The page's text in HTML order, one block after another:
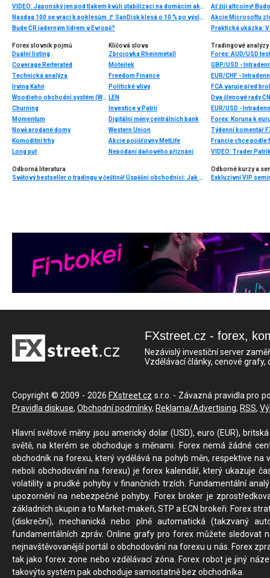
VIDEO: Japonský jen pod tlakem kvůli stabilizaci na domácím akciovém trhu
Nasdaq 100 se vrací k poklesům 🚩 SanDisk klesá o 10 % po výsledcích
Bude ČR jaderným lídrem v Evropě?
Ať žijí altcoiny!
Praktická ukázka:
Forex slovník pojmů
Duální listing
Coverage Reiterated
Technická analýza
Irving Kahn
Woodieho obchodní systém (WoodiesCCI)
Churning
Momentum
Nově prodané domy
Komoditní trhy
Long put
Klíčová slova
Zbrojovka Rheinmetall
Motejlek
Freedom Finance
Politické vlivy
LEN
Investice v Patrii
Digitální měny centrálních bank
Western Union
Akcie pojišťovny MetLife
Nepodání daňového přiznání
Tradingové analýzy
Forex: AUD/USD
GBP/USD -
EUR/CHF -
FCA varuje před
Dva členové rady
EUR/USD -
Týdenní komentář
Odborná literatura
Světový bestseller o tradingu v češtině! Úspěšní obchodníci: Jak běžní lidé porážejí Wall Street v jeho vlastní hře
Odborné kurzy a
Exkluzivní VIP
FXstreet.cz - forex,
Nezávislý investiční server
Vzdělávací články, cenové
Copyright © 2009 - 2026 FXstreet.cz s.r.o. - Závazná pravidla pro
Pravidla diskuse, Obchodní podmínky, Reklama/Advertising, RSS,
Hlavní světové měny jsou americký dolar (USD), euro (EUR),
světě, na kterém se obchoduje s měnami. Forex nemá žádné
obchodník na forexu, který vydělává na pohyb měn, respektive
neboli obchodování na forexu) je forex kalendář, který ukazuje
volatility a prudké pohyby v finančních trzích. Fundamentální
upozornění na nebezpečné pohyby. Forex broker je
základních skupin a to Market-makeři, STP a ECN brokeři. Forex
(diskreční), mechanická nebo plně automatická (takzvaný
fundamentálních zpráv. Online grafy pro forex můžete sledovat
nejnavštěvovanější portál o obchodování na forexu u nás. Forex
tak jako forex zone nebo vzdělávací zóna. Forex robot je jiný
takovýto systém pak obchoduje samostatně bez obchodníka.